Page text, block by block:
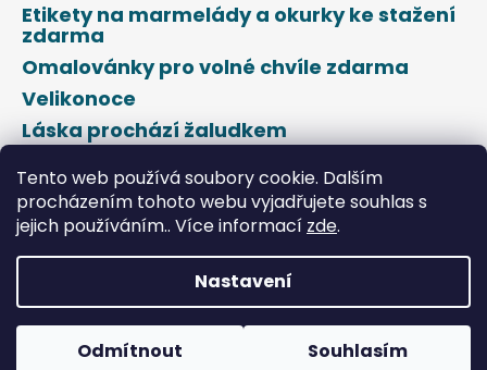
Tento web používá soubory cookie. Dalším
procházením tohoto webu vyjadřujete souhlas s
jejich používáním.. Více informací zde.
Nastavení
Odmítnout Souhlasím
?
HLEDAT
D
o
o
r
Etikety na marmelády a okurky ke stažení
zdarma
Omalovánky pro volné chvíle zdarma
Velikonoce
Láska prochází žaludkem
Vytvořil Shoptet
Copyright 2026DROPAP . Všechna práva vyhrazena.